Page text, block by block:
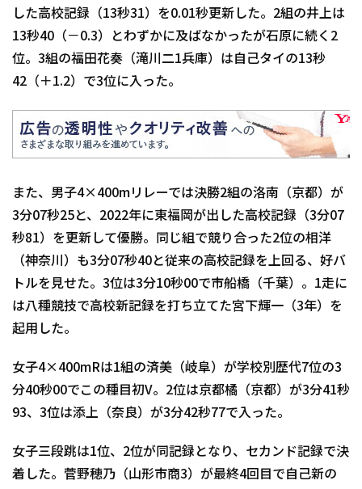
した高校記録（13秒31）を0.01秒更新した。2組の井上は
13秒40（－0.3）とわずかに及ばなかったが石原に続く2
位。3組の福田花奏（滝川二1兵庫）は自己タイの13秒
42（＋1.2）で3位に入った。
また、男子4×400mリレーでは決勝2組の洛南（京都）が
3分07秒25と、2022年に東福岡が出した高校記録（3分07
秒81）を更新して優勝。同じ組で競り合った2位の相洋
（神奈川）も3分07秒40と従来の高校記録を上回る、好バ
トルを見せた。3位は3分10秒00で市船橋（千葉）。1走に
は八種競技で高校新記録を打ち立てた宮下輝一（3年）を
起用した。
女子4×400mRは1組の済美（岐阜）が学校別歴代7位の3
分40秒00でこの種目初V。2位は京都橘（京都）が3分41秒
93、3位は添上（奈良）が3分42秒77で入った。
女子三段跳は1位、2位が同記録となり、セカンド記録で決
着した。菅野穂乃（山形市商3）が最終4回目で自己新の